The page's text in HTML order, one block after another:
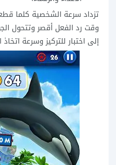
تزداد سرعة الشخصية كلما
وقت رد الفعل أقصر وتتحول
إلى اختبار للتركيز وسرعة اتخاذ